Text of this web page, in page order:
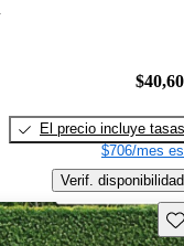
El precio incluye tasas
$706/mes
Verif. disponibilidad